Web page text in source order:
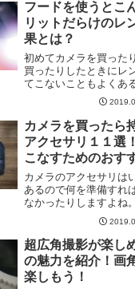
近な現象なので改めて
うだ！」と思う人も多
フードを使うとこ
リットだらけのレ
果とは？
初めてカメラを買った
買ったりしたときにレ
てこないこともよくあ
りだとあまり使ってい
はないでしょうか。フ
の？かさばるんじゃな
人や勧められたから使
カメラを買ったら
アクセサリ１１選
こなすためのおす
カメラのアクセサリは
あるので何を準備すれ
なかったりしますよね
なのか、何をそろえれ
を含めてアクセサリ全
ていきます。それぞれ
いどころや効果につい
超広角撮影が楽し
の魅力を紹介！画
楽しもう！